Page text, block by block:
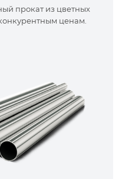
прокат из цветных
ценам.